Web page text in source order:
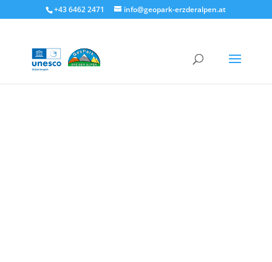
+43 6462 2471 info@geopark-erzderalpen.at